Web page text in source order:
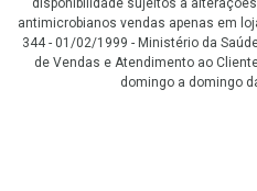
disponibilidade sujeitos a
antimicrobianos vendas apenas em
344 - 01/02/1999 - Ministério da
de Vendas e Atendimento ao
domingo a domingo